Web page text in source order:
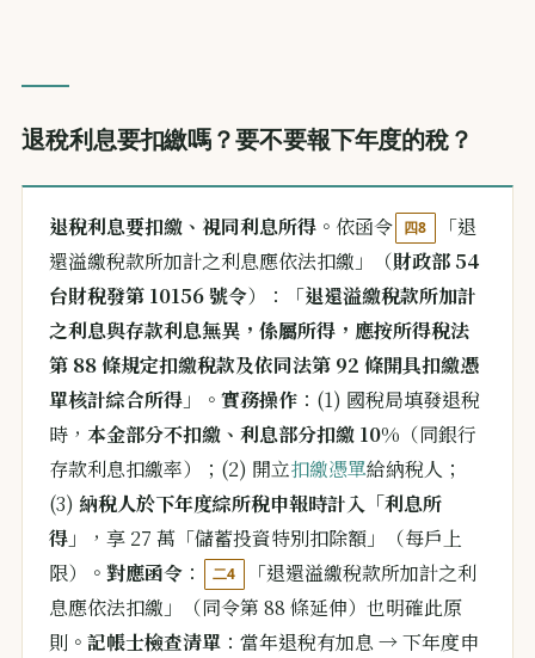
退稅利息要扣繳嗎？要不要報下年度的稅？
退稅利息要扣繳、視同利息所得 。依函令 四8
「退
還溢繳稅款所加計之利息應依法扣繳」（財政部 54
台財稅發第 10156 號令）：「退還溢繳稅款所加計
之利息與存款利息無異，係屬所得，應按所得稅法
第 88 條規定扣繳稅款及依同法第 92 條開具扣繳憑
單核計綜合所得 」。 實務操作 ：(1) 國稅局填發退稅
時， 本金部分不扣繳、利息部分扣繳 10% （同銀行
存款利息扣繳率）；(2) 開立扣繳憑單給納稅人；
(3) 納稅人於下年度綜所稅申報時計入「利息所
得」
，享 27 萬「儲蓄投資特別扣除額」（每戶上
限）。 對應函令 ： 二4
「退還溢繳稅款所加計之利
息應依法扣繳」（同令第 88 條延伸）也明確此原
則。 記帳士檢查清單 ：當年退稅有加息 → 下年度申